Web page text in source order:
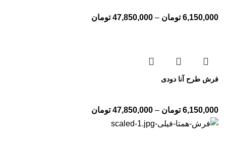
6,150,000 تومان –
47,850,000 تومان
فرش طرح آنا دودی
6,150,000 تومان –
47,850,000 تومان